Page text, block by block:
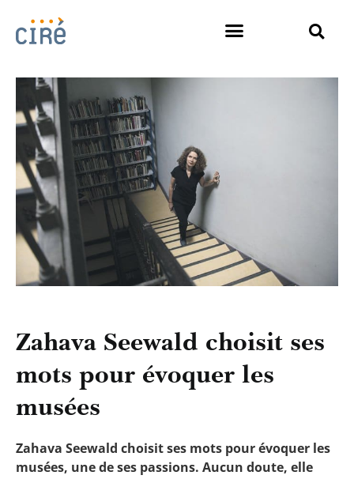
Zahava Seewald choisit ses
mots pour évoquer les
musées
Zahava Seewald choisit ses mots pour évoquer les
musées, une de ses passions. Aucun doute, elle